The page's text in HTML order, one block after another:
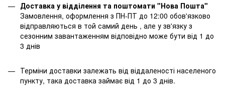
Доставка у відділення та поштомати "Нова Пошта"
Замовлення, оформлення з ПН-ПТ до 12:00 обов'язково
відправляються в той самий день , але у зв'язку з
сезонним завантаженням відповідно може бути від 1 до
3 днів
Терміни доставки залежать від віддаленості населеного
пункту, така доставка займає від 1 до 3 днів.